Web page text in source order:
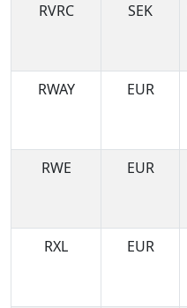
RVRC
SEK
RWAY
EUR
RWE
EUR
RXL
EUR